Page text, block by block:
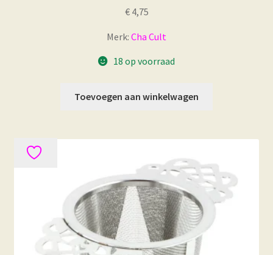
€4,75
Merk: Cha Cult
18 op voorraad
Toevoegen aan winkelwagen